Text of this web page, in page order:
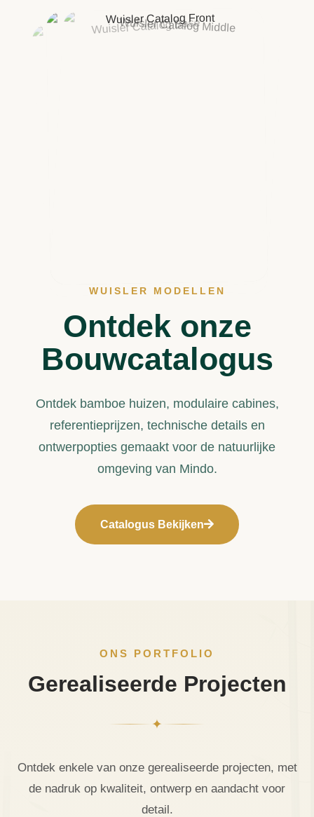
WUISLER MODELLEN
Ontdek onze
Bouwcatalogus
Ontdek bamboe huizen, modulaire cabines,
referentieprijzen, technische details en
ontwerpopties gemaakt voor de natuurlijke
omgeving van Mindo.
Catalogus Bekijken
ONS PORTFOLIO
Gerealiseerde Projecten
✦
Ontdek enkele van onze gerealiseerde projecten, met
de nadruk op kwaliteit, ontwerp en aandacht voor
detail.